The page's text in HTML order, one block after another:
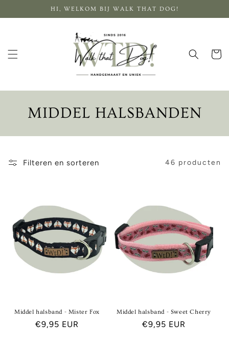
content
HI, WELKOM BIJ WALK THAT DOG!
C
O
C
T
I
E
MIDDEL HALSBANDEN
Filteren en sorteren 46 producten
Middel halsband - Mister Fox
Normale
€9,95 EUR
Middel halsband - Sweet Cherry
Normale
€9,95 EUR